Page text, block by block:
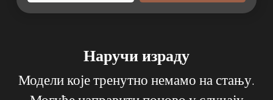
Наручи израду
Модели које тренутно немамо на стању.